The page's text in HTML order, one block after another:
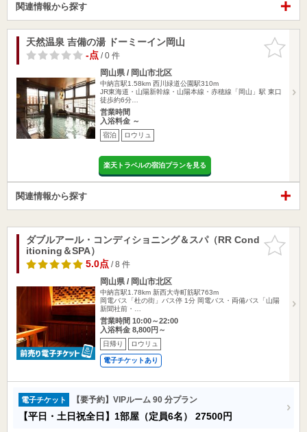
関連情報から探す
お気に入
りに追加
天然温泉 吉備の湯 ドーミーイン岡山
-点/ 0 件
岡山県 / 岡山市北区
中納言駅1.58km 西川緑道公園駅310m
JR東海道・山陽新幹線・山陽本線・赤穂線「岡山」駅 東口
徒歩約6分…
営業時間
入浴料金 ～
宿泊 ロウリュ
楽天トラベルの宿泊プランを見る
関連情報から探す
お気に入
りに追加
ダブルアール・コンディショニング＆スパ（RR Cond
itioning＆SPA）
5.0点/ 8 件
岡山県 / 岡山市北区
中納言駅1.78km 新西大寺町筋駅763m
岡電バス「杜の街」バス停 1分 岡電バス・両備バス「山陽
新聞社前・…
営業時間 10:00～22:00
入浴料金 8,800円～
日帰り ロウリュ
電子チケットあり
電子チケット 【要予約】VIPルーム 90 分プラン
【平日・土日祝全日】1部屋（定員6名） 27500円